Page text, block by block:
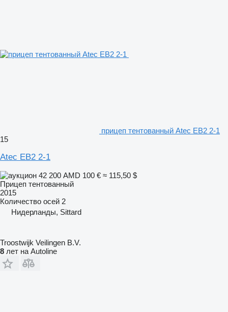
прицеп тентованный Atec EB2 2-1
15
Atec EB2 2-1
42 200 AMD 100 € ≈ 115,50 $
Прицеп тентованный
2015
Количество осей 2
Нидерланды, Sittard
Troostwijk Veilingen B.V.
8 лет на Autoline